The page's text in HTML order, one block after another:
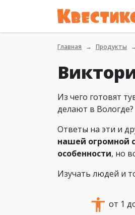
Главная Продукты
Из чего готовят
делают в Вологде?
Ответы на эти и
нашей огромной
особенности, но
Изучать людей и
от 1